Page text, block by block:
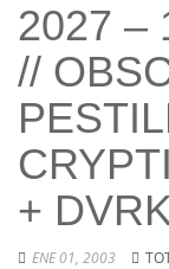
2027 –
//
+
ENE 01, 2003